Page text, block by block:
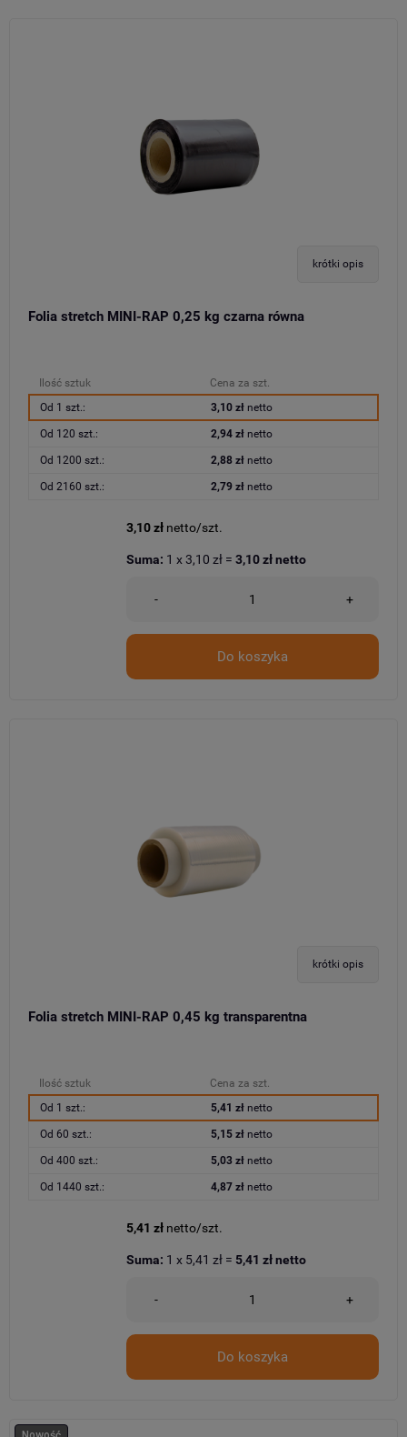
krótki opis
Folia stretch MINI-RAP 0,25 kg czarna równa
Ilość sztuk
Cena za szt.
Od 1 szt.:
3,10 złnetto
Od 120 szt.: 2,94 złnetto
Od 1200 szt.: 2,88 złnetto
Od 2160 szt.: 2,79 złnetto
3,10 zł netto/szt.
- +
Do koszyka
Suma: 1 x3,10 zł = 3,10 złnetto
krótki opis
Folia stretch MINI-RAP 0,45 kg transparentna
Ilość sztuk
Cena za szt.
Od 1 szt.:
5,41 złnetto
Od 60 szt.: 5,15 złnetto
Od 400 szt.: 5,03 złnetto
Od 1440 szt.: 4,87 złnetto
5,41 zł netto/szt.
- +
Do koszyka
Suma: 1 x 5,41 zł = 5,41 złnetto